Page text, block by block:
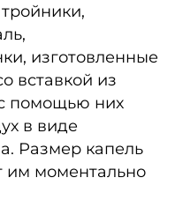
изготовленные
вставкой из
помощью них
в виде
Размер капель
им моментально